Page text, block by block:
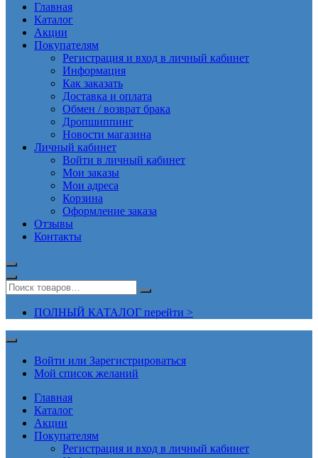
Главная
Каталог
Акции
Покупателям
Регистрация и вход в личный кабинет
Информация
Как заказать
Доставка и оплата
Обмен / возврат брака
Дропшиппинг
Новости магазина
Личный кабинет
Войти в личный кабинет
Мои заказы
Мои адреса
Корзина
Оформление заказа
Отзывы
Контакты
ПОЛНЫЙ КАТАЛОГ перейти >
Войти или Зарегистрироваться
Мой список желаний
Главная
Каталог
Акции
Покупателям
Регистрация и вход в личный кабинет